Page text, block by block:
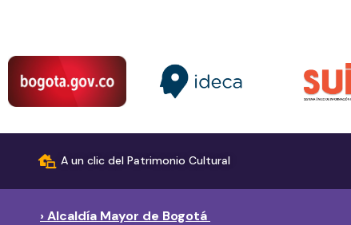
A un clic del Patrimonio Cultural
› Alcaldía Mayor de Bogotá